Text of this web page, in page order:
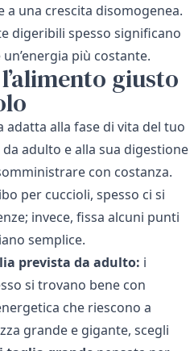
una crescita disomogenea.
digeribili spesso significano
più costante.
giusto
adatta alla fase di vita del tuo
adulto e alla sua digestione
con costanza.
per cuccioli, spesso ci si
invece, fissa alcuni punti
semplice.
prevista da adulto: i
si trovano bene con
che riescono a
grande e gigante, scegli